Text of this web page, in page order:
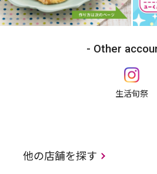
Other
生活旬祭
他の店舗を探す